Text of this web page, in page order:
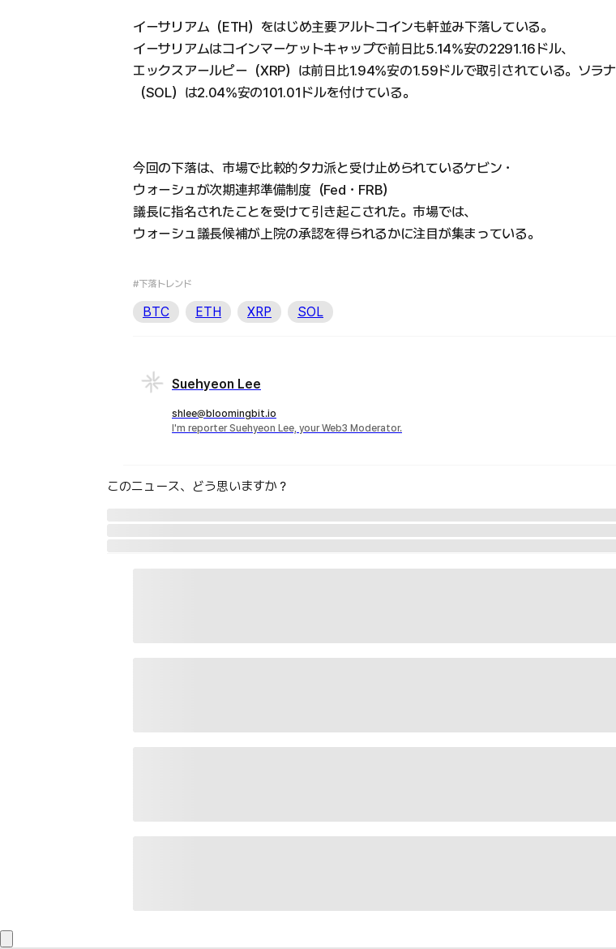
イーサリアム（ETH）をはじめ主要アルトコインも軒並み下落している。
イーサリアムはコインマーケットキャップで前日比5.14%安の2291.16ドル、
エックスアールピー（XRP）は前日比1.94%安の1.59ドルで取引されている。ソラナ
（SOL）は2.04%安の101.01ドルを付けている。
今回の下落は、市場で比較的タカ派と受け止められているケビン・
ウォーシュが次期連邦準備制度（Fed・FRB）
議長に指名されたことを受けて引き起こされた。市場では、
ウォーシュ議長候補が上院の承認を得られるかに注目が集まっている。
#下落トレンド
BTC ETH XRP SOL
Suehyeon Lee
shlee@bloomingbit.io
I'm reporter Suehyeon Lee, your Web3 Moderator.
このニュース、どう思いますか？